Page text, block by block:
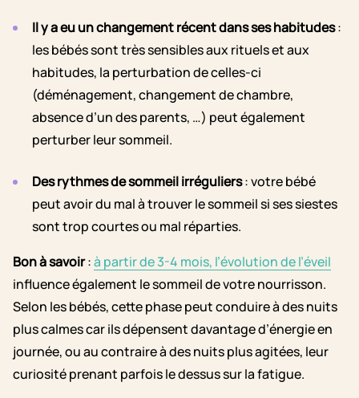
Il y a eu un changement récent dans ses habitudes:
les bébés sont très sensibles aux rituels et aux
habitudes, la perturbation de celles-ci
(déménagement, changement de chambre,
absence d’un des parents, …) peut également
perturber leur sommeil.
Des rythmes de sommeil irréguliers: votre bébé
peut avoir du mal à trouver le sommeil si ses siestes
sont trop courtes ou mal réparties.
Bon à savoir:à partir de 3-4 mois, l’évolution de l’éveil
influence également le sommeil de votre nourrisson.
Selon les bébés, cette phase peut conduire à des nuits
plus calmes car ils dépensent davantage d’énergie en
journée, ou au contraire à des nuits plus agitées, leur
curiosité prenant parfois le dessus sur la fatigue.